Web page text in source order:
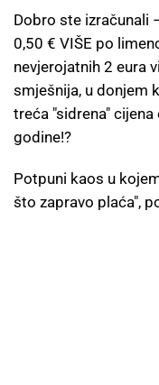
Dobro ste izračunali
0,50 € VIŠE po
nevjerojatnih 2 eura
smješnija, u donjem
treća "sidrena"
godine!?
Potpuni kaos u
što zapravo plaća",